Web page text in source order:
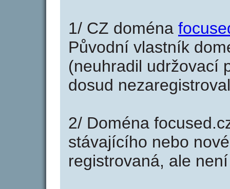
1/ CZ doména
Původní vlastník
(neuhradil udržovací
dosud
2/ Doména
stávajícího nebo
registrovaná, ale